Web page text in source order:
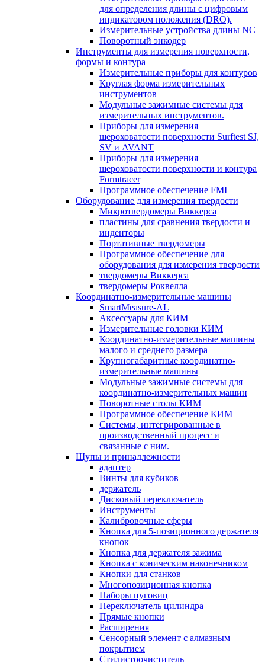
для определения длины с цифровым
индикатором положения (DRO).
Измерительные устройства длины NC
Поворотный энкодер
Инструменты для измерения поверхности,
формы и контура
Измерительные приборы для контуров
Круглая форма измерительных
инструментов
Модульные зажимные системы для
измерительных инструментов.
Приборы для измерения
шероховатости поверхности Surftest SJ,
SV и AVANT
Приборы для измерения
шероховатости поверхности и контура
Formtracer
Программное обеспечение FMI
Оборудование для измерения твердости
Микротвердомеры Виккерса
пластины для сравнения твердости и
инденторы
Портативные твердомеры
Программное обеспечение для
оборудования для измерения твердости
твердомеры Виккерса
твердомеры Роквелла
Координатно-измерительные машины
SmartMeasure-AL
Аксессуары для КИМ
Измерительные головки КИМ
Координатно-измерительные машины
малого и среднего размера
Крупногабаритные координатно-
измерительные машины
Модульные зажимные системы для
координатно-измерительных машин
Поворотные столы КИМ
Программное обеспечение КИМ
Системы, интегрированные в
производственный процесс и
связанные с ним.
Щупы и принадлежности
адаптер
Винты для кубиков
держатель
Дисковый переключатель
Инструменты
Калибровочные сферы
Кнопка для 5-позиционного держателя
кнопок
Кнопка для держателя зажима
Кнопка с коническим наконечником
Кнопки для станков
Многопозиционная кнопка
Наборы пуговиц
Переключатель цилиндра
Прямые кнопки
Расширения
Сенсорный элемент с алмазным
покрытием
Стилистоочиститель